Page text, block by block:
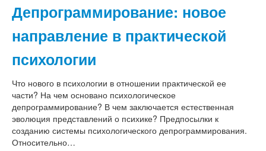
Депрограммирование: новое
направление в практической
психологии
Что нового в психологии в отношении практической ее
части? На чем основано психологическое
депрограммирование? В чем заключается естественная
эволюция представлений о психике? Предпосылки к
созданию системы психологического депрограммирования.
Относительно…